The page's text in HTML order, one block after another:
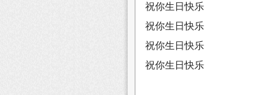
祝你生日快乐
祝你生日快乐
祝你生日快乐
祝你生日快乐